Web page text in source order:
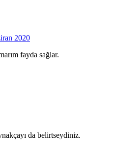
2020
fayda sağlar.
da belirtseydiniz.